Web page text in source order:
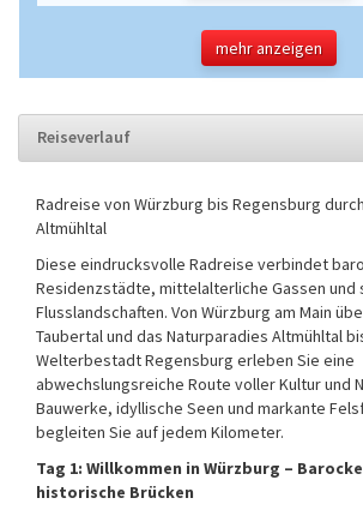
mehr anzeigen
Reiseverlauf
Radreise von Würzburg bis Regensburg
Altmühltal
Diese eindrucksvolle Radreise verbindet
Residenzstädte, mittelalterliche Gassen und
Flusslandschaften. Von Würzburg am Main
Taubertal und das Naturparadies Altmühltal
Welterbestadt Regensburg erleben Sie eine
abwechslungsreiche Route voller Kultur und
Bauwerke, idyllische Seen und markante
begleiten Sie auf jedem Kilometer.
Tag 1: Willkommen in Würzburg –
historische Brücken